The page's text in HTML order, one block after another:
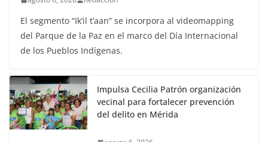
El segmento “Ik’il t’aan” se incorpora al videomapping
del Parque de la Paz en el marco del Día Internacional
de los Pueblos Indígenas.
Impulsa Cecilia Patrón organización
vecinal para fortalecer prevención
del delito en Mérida